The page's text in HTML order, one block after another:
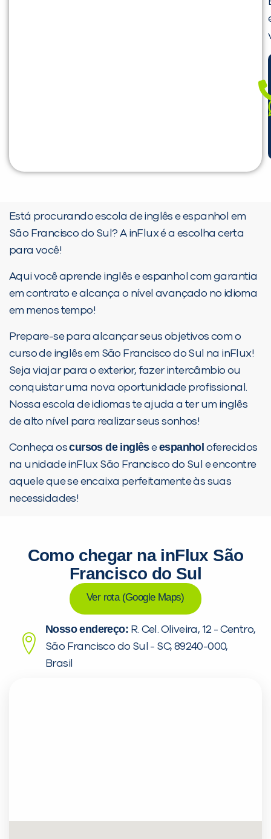
Está procurando escola de inglês e espanhol em
São Francisco do Sul? A inFlux é a escolha certa
para você!
Aqui você aprende inglês e espanhol com garantia
em contrato e alcança o nível avançado no idioma
em menos tempo!
Prepare-se para alcançar seus objetivos com o
curso de inglês em São Francisco do Sul na inFlux!
Seja viajar para o exterior, fazer intercâmbio ou
conquistar uma nova oportunidade profissional.
Nossa escola de idiomas te ajuda a ter um inglês
de alto nível para realizar seus sonhos!
Conheça oscursos de inglêseespanhol oferecidos
na unidade inFlux São Francisco do Sul e encontre
aquele que se encaixa perfeitamente às suas
necessidades!
Como chegar na inFlux São
Francisco do Sul
Ver rota (Google Maps)
Nosso endereço: R. Cel. Oliveira, 12 - Centro,
São Francisco do Sul - SC, 89240-000,
Brasil